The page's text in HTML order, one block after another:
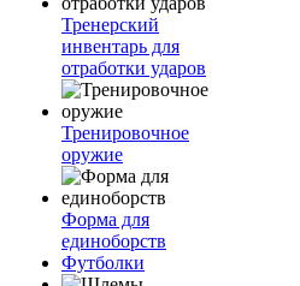
Тренерский
инвентарь для
отработки ударов
Тренировочное
оружие
Форма для
единоборств
Футболки